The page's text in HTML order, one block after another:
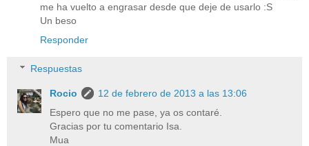
me ha vuelto a engrasar desde que deje de usarlo :S
Un beso
Responder
Respuestas
Rocio
12 de febrero de 2013 a las 13:06
Espero que no me pase, ya os contaré.
Gracias por tu comentario Isa.
Mua